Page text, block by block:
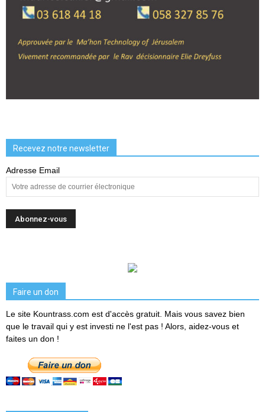
Recevez notre newsletter
Adresse Email
Faire un don
Le site Kountrass.com est d'accès gratuit. Mais vous savez bien
que le travail qui y est investi ne l'est pas ! Alors, aidez-vous et
faites un don !